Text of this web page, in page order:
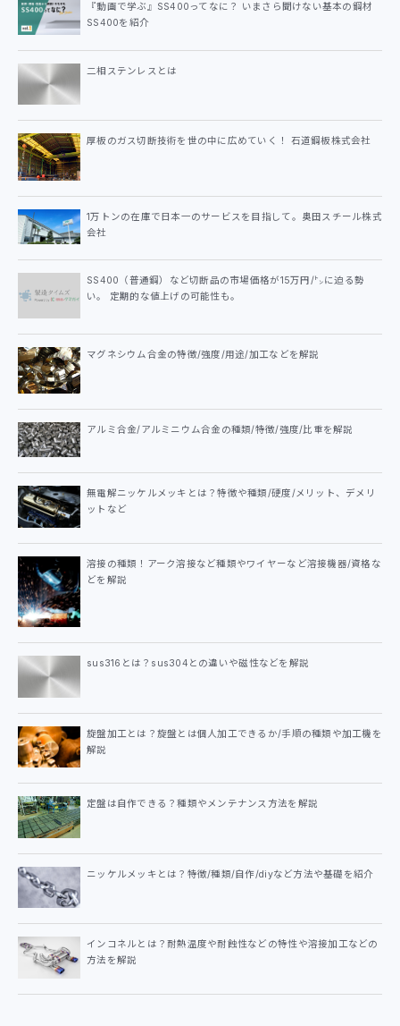
『動画で学ぶ』SS400ってなに？ いまさら聞けない基本の鋼材
SS400を紹介
二相ステンレスとは
厚板のガス切断技術を世の中に広めていく！ 石道鋼板株式会社
1万トンの在庫で日本一のサービスを目指して。奥田スチール株式
会社
SS400（普通鋼）など切断品の市場価格が15万円/㌧に迫る勢
い。 定期的な値上げの可能性も。
マグネシウム合金の特徴/強度/用途/加工などを解説
アルミ合金/アルミニウム合金の種類/特徴/強度/比重を解説
無電解ニッケルメッキとは？特徴や種類/硬度/メリット、デメリ
ットなど
溶接の種類！アーク溶接など種類やワイヤーなど溶接機器/資格な
どを解説
sus316とは？sus304との違いや磁性などを解説
旋盤加工とは？旋盤とは個人加工できるか/手順の種類や加工機を
解説
定盤は自作できる？種類やメンテナンス方法を解説
ニッケルメッキとは？特徴/種類/自作/diyなど方法や基礎を紹介
インコネルとは？耐熱温度や耐蝕性などの特性や溶接加工などの
方法を解説